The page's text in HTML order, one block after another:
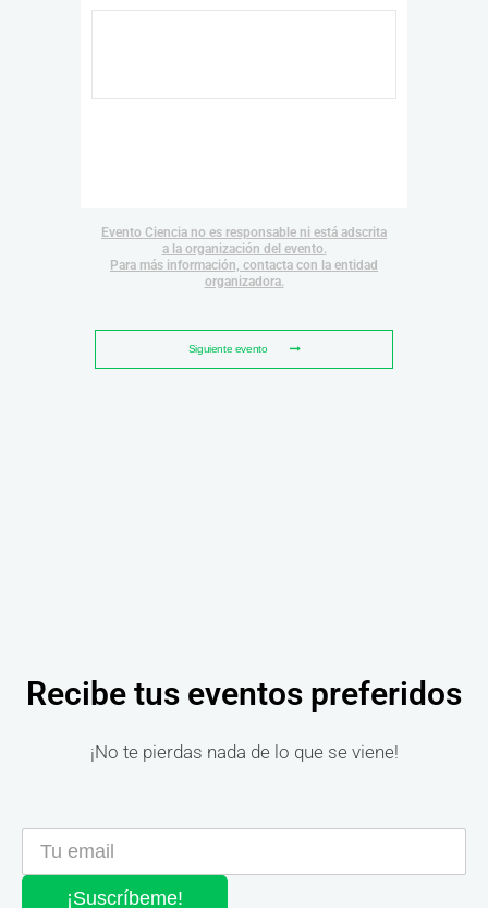
Evento Ciencia no es responsable ni está adscrita
a la organización del evento.
Para más información, contacta con la entidad
organizadora.
Siguiente evento
Recibe tus eventos preferidos
¡No te pierdas nada de lo que se viene!
¡Suscríbeme!